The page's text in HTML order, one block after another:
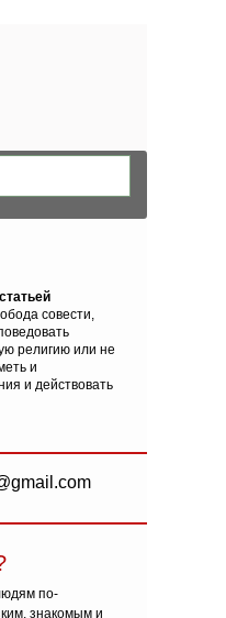
совести,
религию или не
и
и действовать
по-
знакомым и